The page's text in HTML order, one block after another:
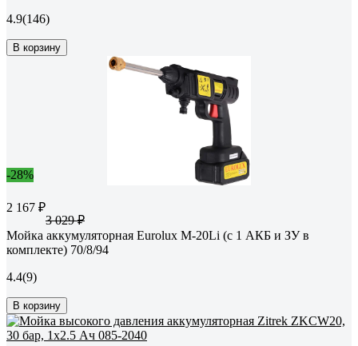
4.9(146)
В корзину
-28%
2 167 ₽
3 029 ₽
Мойка аккумуляторная Eurolux M-20Li (с 1 АКБ и ЗУ в
комплекте) 70/8/94
4.4(9)
В корзину